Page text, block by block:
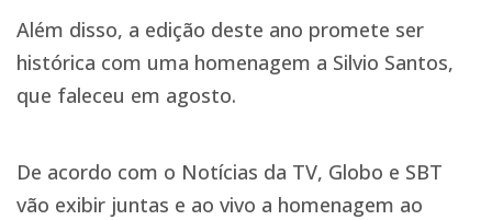
Além disso, a edição deste ano promete ser
histórica com uma homenagem a Silvio Santos,
que faleceu em agosto.
De acordo com o Notícias da TV, Globo e SBT
vão exibir juntas e ao vivo a homenagem ao